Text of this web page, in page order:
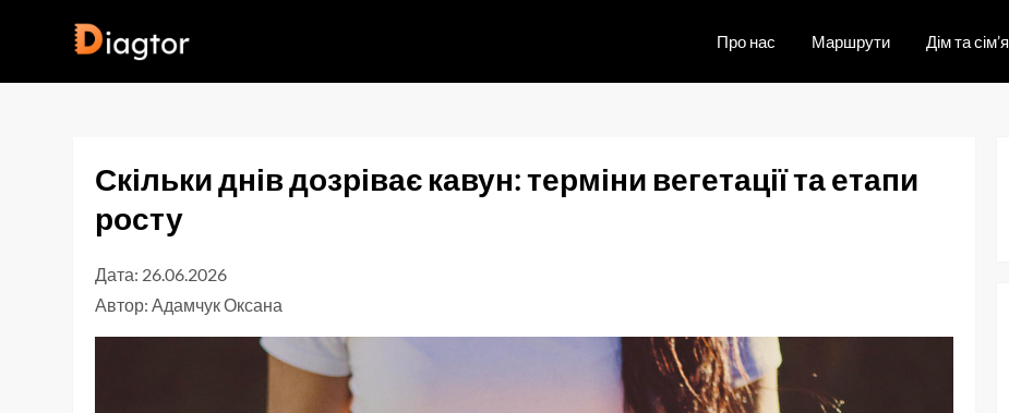
Про нас Маршрути Дім та сім’я
Скільки днів дозріває кавун: терміни вегетації та етапи
росту
Дата: 26.06.2026
Автор:Адамчук Оксана